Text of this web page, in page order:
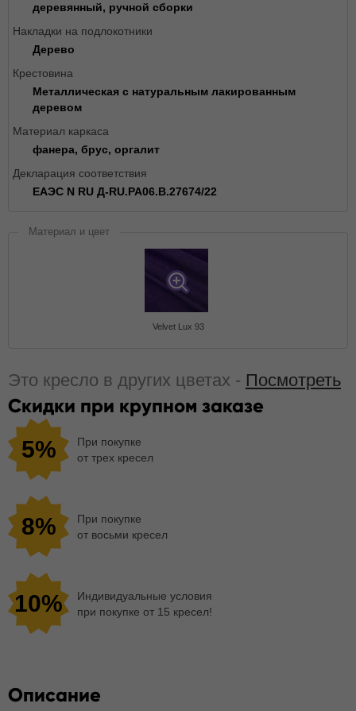
деревянный, ручной сборки
Накладки на подлокотники
Дерево
Крестовина
Металлическая с натуральным лакированным
деревом
Материал каркаса
фанера, брус, оргалит
Декларация соответствия
ЕАЭС N RU Д-RU.РА06.В.27674/22
Материал и цвет
Velvet Lux 93
Это кресло в других цветах - Посмотреть
Скидки при крупном заказе
5%
При покупке
от трех кресел
8%
При покупке
от восьми кресел
10%
Индивидуальные условия
при покупке от 15 кресел!
Описание